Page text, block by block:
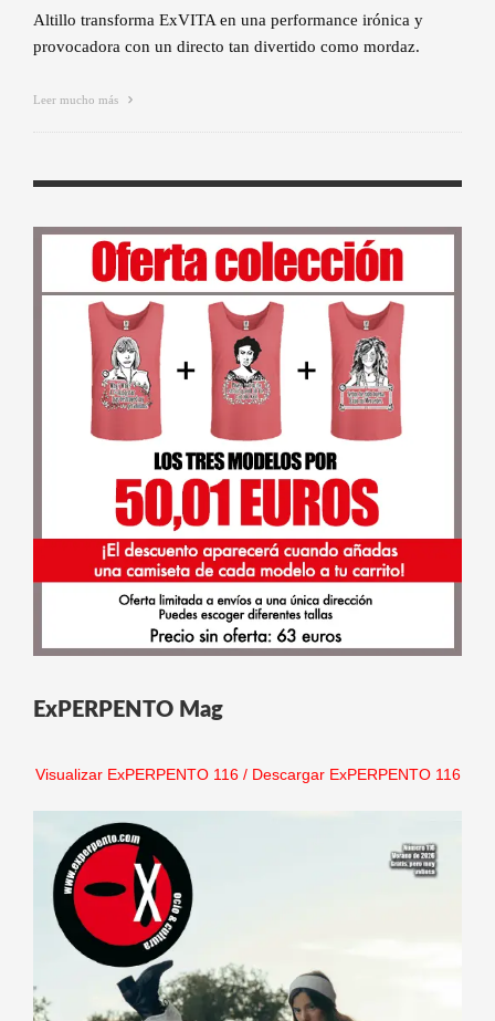
Altillo transforma ExVITA en una performance irónica y
provocadora con un directo tan divertido como mordaz.
Leer mucho más
ExPERPENTO Mag
Visualizar ExPERPENTO 116/ Descargar ExPERPENTO 116